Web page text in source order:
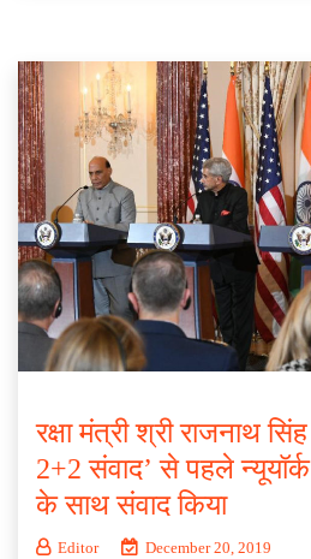
रक्षा मंत्री श्री राजनाथ
2+2 संवाद’ से पहले
के साथ संवाद किया
Editor December 20, 2019